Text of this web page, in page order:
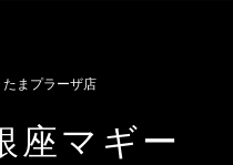
まプラーザ店
座マギー